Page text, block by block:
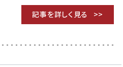
記事を詳しく見る